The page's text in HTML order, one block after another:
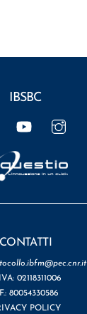
IBSBC
CONTATTI
02118311006
80054330586
POLICY